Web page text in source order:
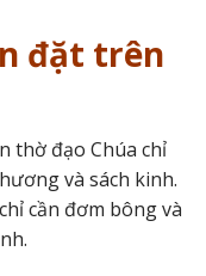
đặt trên
thờ đạo Chúa chỉ
và sách kinh.
cần đơm bông và